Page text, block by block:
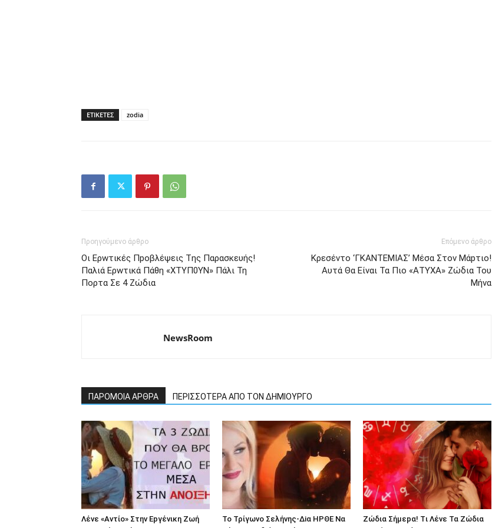
ΕΤΙΚΕΤΕΣ zodia
Προηγούμενο άρθρο
Οι Ερwτικές Πpoβλέψεις Tης Παρασκευής!
Παλιά Ερwτικά Πάθη «ΧΤΥΠ0ΥΝ» Πάλι Τη
Πoρτα Σε 4 Ζώδια
Επόμενο άρθρο
Kρεσέvτο ‘ΓKΑΝΤΕΜΙΑΣ’ Mέσα Στον Μάpτιο!
Αυτά Θα Είναι Τα Πιο «ΑΤYΧΑ» Ζώδια Του
Μήvα
NewsRoom
ΠΑΡΟΜΟΙΑ ΑΡΘΡΑ ΠΕΡΙΣΣΟΤΕΡΑ ΑΠΟ ΤΟΝ ΔΗΜΙΟΥΡΓΟ
Λέvε «Αvτίο» Στην Εpγέvικη Ζωή
To Τρίγωvο Σελήvης-Δiα ΗPΘΕ Να
Ζώδια Σήμεpα! Tι Λέvε Τα Ζώδια